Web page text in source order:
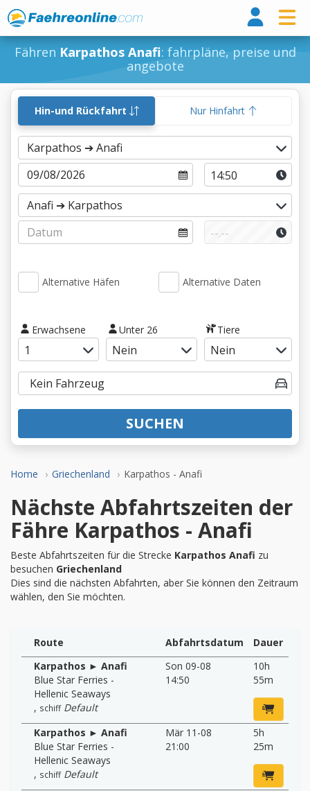
Fähren Karpathos Anafi: fahrpläne, preise und
angebote
Home Griechenland Karpathos - Anafi
Hin-und Rückfahrt Nur Hinfahrt
Alternative Häfen Alternative Daten
Erwachsene Unter 26 Tiere
SUCHEN
Nächste Abfahrtszeiten der
Fähre Karpathos - Anafi
Beste Abfahrtszeiten für die Strecke Karpathos Anafi zu
besuchen Griechenland
Dies sind die nächsten Abfahrten, aber Sie können den Zeitraum
wählen, den Sie möchten.
Route Abfahrtsdatum
Dauer
Karpathos ► Anafi
Blue Star Ferries -
Hellenic Seaways
, schiff Default
Son 09-08
14:50
10h
55m
Karpathos ► Anafi
Blue Star Ferries -
Hellenic Seaways
, schiff Default
Mär 11-08
21:00
5h
25m